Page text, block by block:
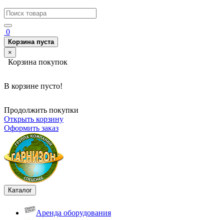
0
Корзина пуста
×
Корзина покупок
В корзине пусто!
Продолжить покупки
Открыть корзину
Оформить заказ
Каталог
Аренда оборудования